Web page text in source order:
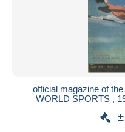
official magazine of
WORLD SPORTS ,